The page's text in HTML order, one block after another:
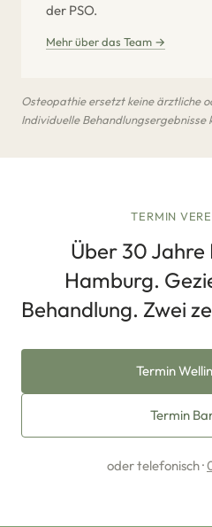
der PSO.
Mehr über das Team →
Osteopathie ersetzt keine ärztliche
Individuelle Behandlungsergebnisse
TERMIN
Über 30
Hamburg.
Behandlung. Zwei
Termin
Termin
oder telefonisch ·